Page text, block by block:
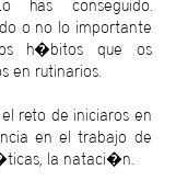
has conseguido.
o no lo importante
h�bitos que os
en rutinarios.
reto de iniciaros en
en el trabajo de
la nataci�n.